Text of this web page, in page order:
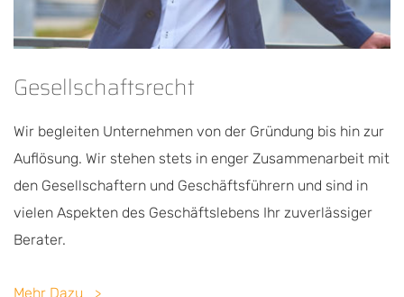
Gesellschaftsrecht
Wir begleiten Unternehmen von der Gründung bis hin zur
Auflösung. Wir stehen stets in enger Zusammenarbeit mit
den Gesellschaftern und Geschäftsführern und sind in
vielen Aspekten des Geschäftslebens Ihr zuverlässiger
Berater.
Mehr Dazu